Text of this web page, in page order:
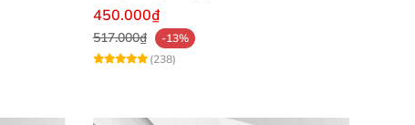
450.000₫
517.000₫
-13%
(238)